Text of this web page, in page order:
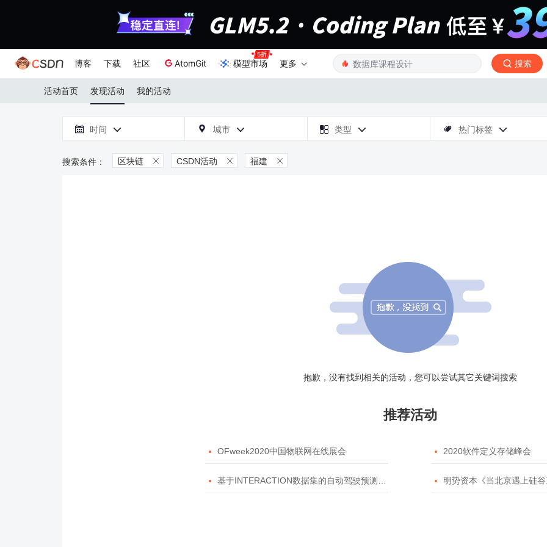
博客 下载 社区 AtomGit 模型市场 更多 搜索
活动首页 发现活动 我的活动
 时间   城市   类型   热门标签 
区块链  CSDN活动  福建 
抱歉，没有找到相关的活动，您可以尝试其它关键词搜索
推荐活动
 OFweek2020中国物联网在线展会  2020软件定义存储峰会
 基于INTERACTION数据集的自动驾驶预测模型挑战赛  明势资本《当北京遇上硅谷》系列